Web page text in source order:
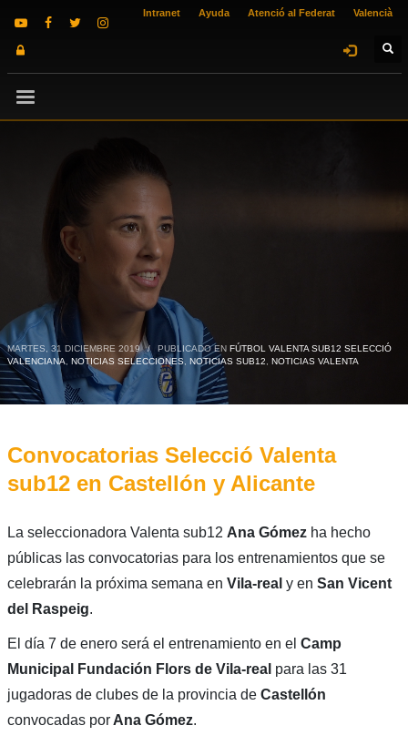
Intranet Ayuda Atenció al Federat Valencià
MARTES, 31 DICIEMBRE 2019 / PUBLICADO EN FÚTBOL VALENTA SUB12 SELECCIÓ
VALENCIANA
NOTICIAS SELECCIONES NOTICIAS SUB12 NOTICIAS VALENTA
Convocatorias Selecció Valenta
sub12 en Castellón y Alicante
La seleccionadora Valenta sub12 Ana Gómezha hecho
públicas las convocatorias para los entrenamientos que se
celebrarán la próxima semana en Vila-real y en San Vicent
del Raspeig.
El día 7 de enero será el entrenamiento en el Camp
Municipal Fundación Flors de Vila-real para las 31
jugadoras de clubes de la provincia de Castellón
convocadas porAna Gómez.